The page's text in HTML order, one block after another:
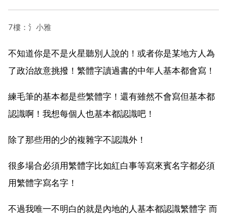
7樓：氵小雅
不知道你是不是火星聽別人說的！或者你是某地方人為
了政治故意挑撥！繁體字讀過書的中年人基本都會寫！
練毛筆的基本都是些繁體字！還有雖然不會寫但基本都
認識啊！我想每個人也基本都認識吧！
除了那些用的少的複雜字不認識外！
很多場合必須用繁體字比如紅白事等寫來賓名字都必須
用繁體字寫名字！
不過我唯一不明白的就是內地的人基本都認識繁體字 而